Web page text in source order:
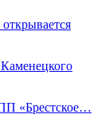
«Брестское…